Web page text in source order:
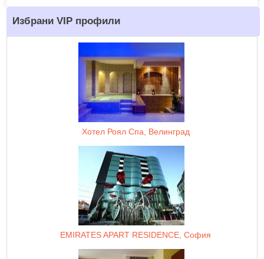
Избрани VIP профили
Хотел Роял Спа, Велинград
EMIRATES APART RESIDENCE, София